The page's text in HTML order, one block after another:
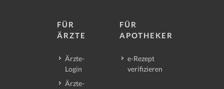
FÜR
ÄRZTE
Ärzte-
Login
Ärzte-
FÜR
APOTHEKER
e-Rezept
verifizieren